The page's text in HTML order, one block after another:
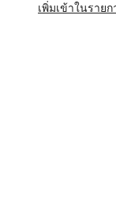
เพิ่มเข้าในราย